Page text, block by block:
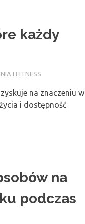
każdy
I FITNESS
na znaczeniu w
i dostępność
na
podczas